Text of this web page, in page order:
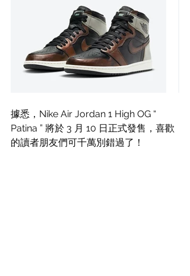
據悉，Nike Air Jordan 1 High OG “
Patina ” 將於 3 月 10 日正式發售，喜歡
的讀者朋友們可千萬別錯過了！